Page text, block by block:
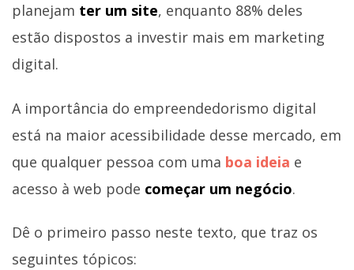
planejam ter um site, enquanto 88% deles
estão dispostos a investir mais em marketing
digital.
A importância do empreendedorismo digital
está na maior acessibilidade desse mercado, em
que qualquer pessoa com uma boa ideia e
acesso à web pode começar um negócio.
Dê o primeiro passo neste texto, que traz os
seguintes tópicos: